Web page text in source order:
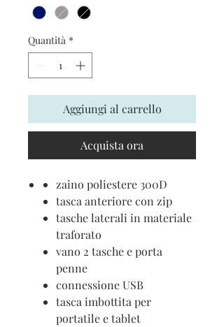
Quantità *
Aggiungi al carrello
Acquista ora
zaino poliestere 300D
tasca anteriore con zip
tasche laterali in materiale
traforato
vano 2 tasche e porta
penne
connessione USB
tasca imbottita per
portatile e tablet